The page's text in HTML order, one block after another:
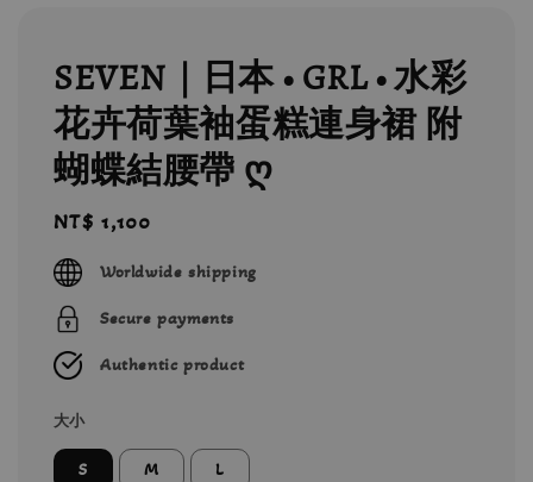
SEVEN｜日本 • GRL • 水彩
花卉荷葉袖蛋糕連身裙 附
蝴蝶結腰帶 ღ
Regular
price
NT$ 1,100
Worldwide shipping
Secure payments
Authentic product
大小
S M L